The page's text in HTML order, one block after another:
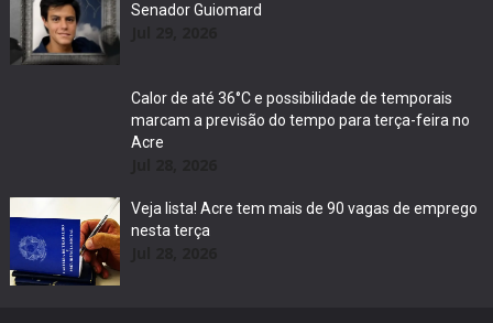
Senador Guiomard
Calor de até 36°C e possibilidade de temporais
marcam a previsão do tempo para terça-feira no
Acre
Veja lista! Acre tem mais de 90 vagas de emprego
nesta terça